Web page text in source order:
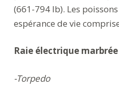
(661-794 lb). Les
espérance de vie
Raie électrique marbrée
-Torpedo